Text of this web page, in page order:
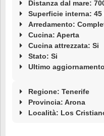
Distanza dal mare:
Superficie interna: 45
Arredamento:
Cucina: Aperta
Cucina attrezzata: Si
Stato: Si
Ultimo
Regione: Tenerife
Provincia: Arona
Località: Los